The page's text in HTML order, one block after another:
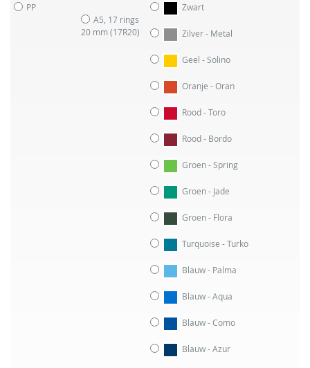
PP
A5, 17 rings
20 mm(17R20)
Zwart
Zilver - Metal
Geel - Solino
Oranje - Oran
Rood - Toro
Rood - Bordo
Groen - Spring
Groen - Jade
Groen - Flora
Turquoise - Turko
Blauw - Palma
Blauw - Aqua
Blauw - Como
Blauw - Azur